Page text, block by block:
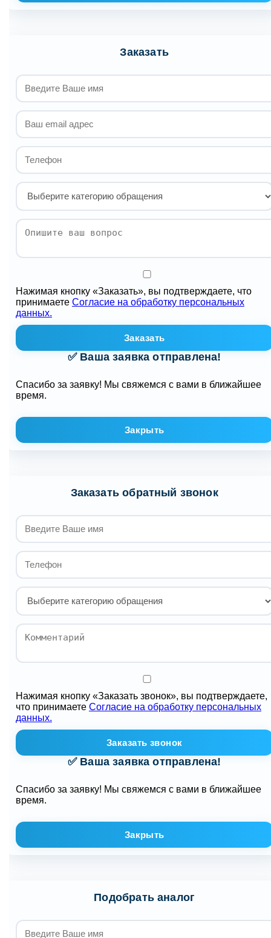
Заказать
Нажимая кнопку «Заказать», вы подтверждаете, что
принимаетеСогласие на обработку персональных
данных.
Заказать
✅ Ваша заявка отправлена!
Спасибо за заявку! Мы свяжемся с вами в ближайшее
время.
Закрыть
Заказать обратный звонок
Нажимая кнопку «Заказать звонок», вы подтверждаете,
что принимаетеСогласие на обработку персональных
данных.
Заказать звонок
✅ Ваша заявка отправлена!
Спасибо за заявку! Мы свяжемся с вами в ближайшее
время.
Закрыть
Подобрать аналог